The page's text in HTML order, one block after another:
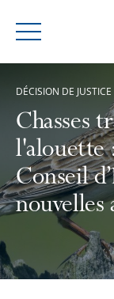
Menu
Chasses
l'alouette
Conseil
nouvelles
DÉCISION DE JUSTICE